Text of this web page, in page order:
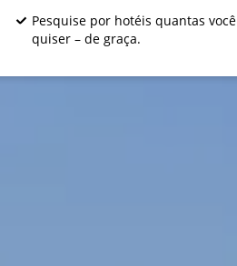
Pesquise por hotéis quantas você
quiser – de graça.